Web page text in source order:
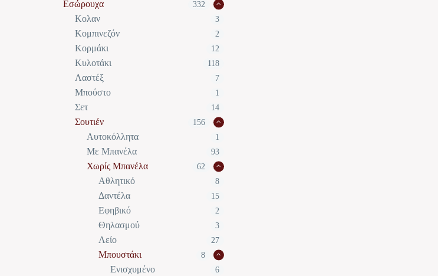
Εσώρουχα 332
Κολαν 3
Κομπινεζόν 2
Κορμάκι 12
Κυλοτάκι 118
Λαστέξ 7
Μπούστο 1
Σετ 14
Σουτιέν 156
Αυτοκόλλητα 1
Με Μπανέλα 93
Χωρίς Μπανέλα 62
Αθλητικό 8
Δαντέλα 15
Εφηβικό 2
Θηλασμού 3
Λείο 27
Μπουστάκι 8
Ενισχυμένο 6